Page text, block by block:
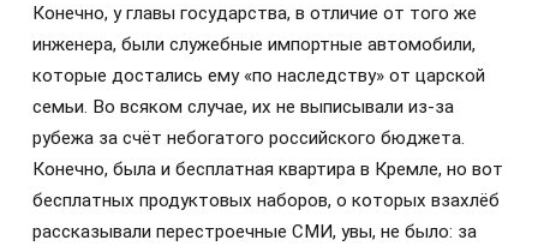
Конечно, у главы государства, в отличие от того же
инженера, были служебные импортные автомобили,
которые достались ему «по наследству» от царской
семьи. Во всяком случае, их не выписывали из-за
рубежа за счёт небогатого российского бюджета.
Конечно, была и бесплатная квартира в Кремле, но вот
бесплатных продуктовых наборов, о которых взахлёб
рассказывали перестроечные СМИ, увы, не было: за